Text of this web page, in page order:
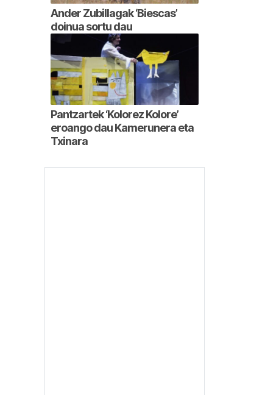
Ander Zubillagak ‘Biescas’
doinua sortu dau
Pantzartek ‘Kolorez Kolore’
eroango dau Kamerunera eta
Txinara